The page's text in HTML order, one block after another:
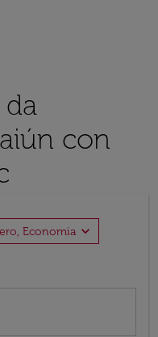
con
Economia expand_more